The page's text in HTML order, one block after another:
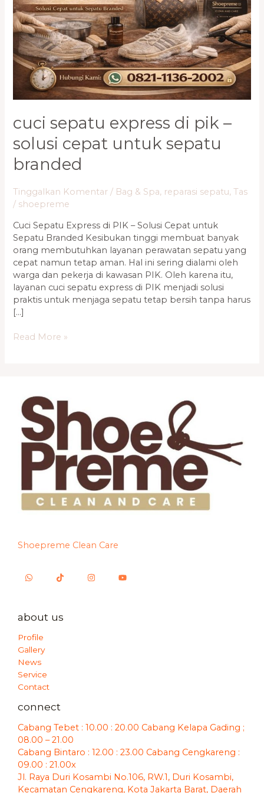
cuci sepatu express di pik –
solusi cepat untuk sepatu
branded
Tinggalkan Komentar / Bag & Spa, reparasi sepatu,Tas
/ shoepreme
Cuci Sepatu Express di PIK – Solusi Cepat untuk
Sepatu Branded Kesibukan tinggi membuat banyak
orang membutuhkan layanan perawatan sepatu yang
cepat namun tetap aman. Hal ini sering dialami oleh
warga dan pekerja di kawasan PIK. Oleh karena itu,
layanan cuci sepatu express di PIK menjadi solusi
praktis untuk menjaga sepatu tetap bersih tanpa harus
[…]
–
Solusi
Cepat
untuk
Sepatu
Branded
Read More »
Shoepreme Clean Care
about us
Profile
Gallery
News
Service
Contact
connect
Cabang Tebet : 10.00 : 20.00 Cabang Kelapa Gading ;
08.00 – 21.00
Cabang Bintaro : 12.00 : 23.00 Cabang Cengkareng :
09.00 : 21.00x
Jl. Raya Duri Kosambi No.106, RW.1, Duri Kosambi,
Kecamatan Cengkareng, Kota Jakarta Barat, Daerah